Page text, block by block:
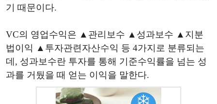
기 때문이다.
VC의 영업수익은 ▲관리보수 ▲성과보수 ▲지분
법이익 ▲투자관련자산수익 등 4가지로 분류되는
데, 성과보수란 투자를 통해 기준수익률을 넘는 성
과를 거뒀을 때 얻는 이익을 말한다.